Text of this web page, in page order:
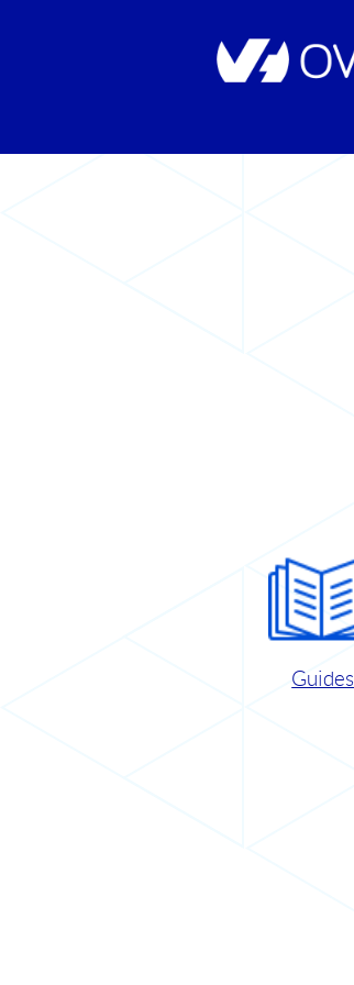
Guides